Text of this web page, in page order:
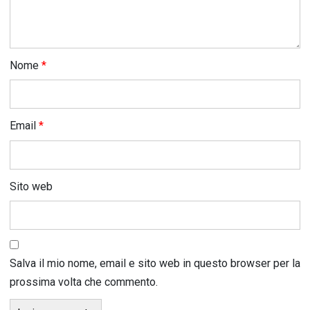
Nome *
Email *
Sito web
Salva il mio nome, email e sito web in questo browser per la
prossima volta che commento.